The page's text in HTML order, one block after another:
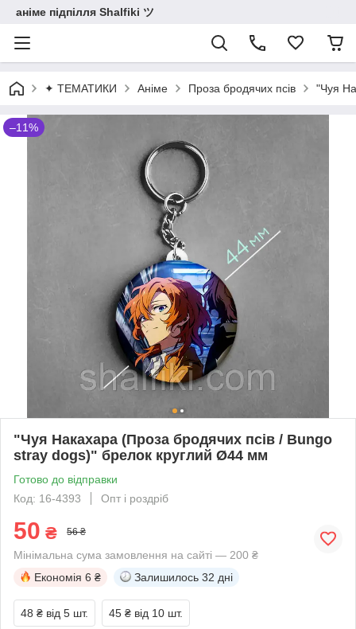
аніме підпілля Shalfiki ツ
✦ ТЕМАТИКИ Аніме Проза бродячих псів "Чуя
–11%
"Чуя Накахара (Проза бродячих псів / Bungo
stray dogs)" брелок круглий Ø44 мм
Готово до відправки
Код: 16-4393
Опт і роздріб
50 ₴ 56 ₴
Мінімальна сума замовлення на сайті — 200 ₴
Економія 6 ₴ Залишилось 32 дні
48 ₴ від 5 шт. 45 ₴ від 10 шт.